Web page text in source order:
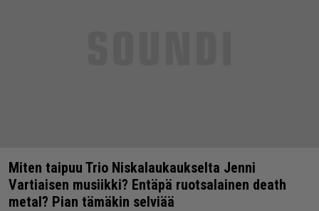
Miten taipuu Trio Niskalaukaukselta Jenni
Vartiaisen musiikki? Entäpä ruotsalainen death
metal? Pian tämäkin selviää